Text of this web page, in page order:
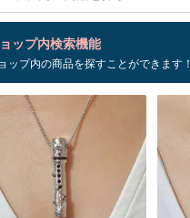
ップ内検索機能
ップ内の商品を探すことができます！
結果：3 件
的なエネルギー